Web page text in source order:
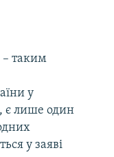
– таким
у
є лише один
у заяві